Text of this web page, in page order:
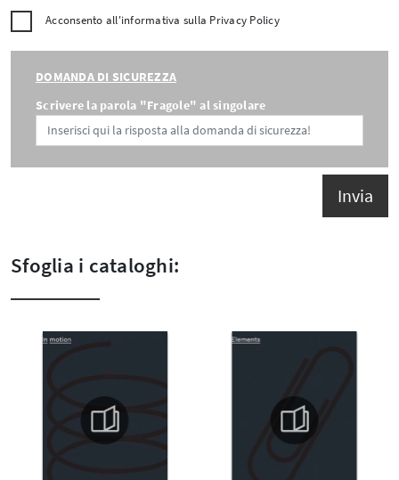
Acconsento all'informativa sulla Privacy Policy
DOMANDA DI SICUREZZA
Scrivere la parola "Fragole" al singolare
Invia
Sfoglia i cataloghi: